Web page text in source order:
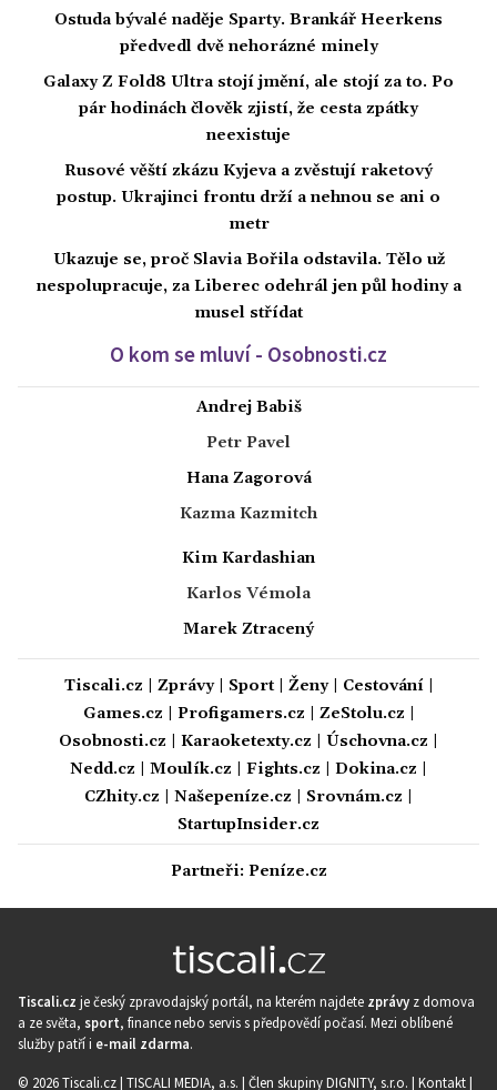
Ostuda bývalé naděje Sparty. Brankář Heerkens
předvedl dvě nehorázné minely
Galaxy Z Fold8 Ultra stojí jmění, ale stojí za to. Po
pár hodinách člověk zjistí, že cesta zpátky
neexistuje
Rusové věští zkázu Kyjeva a zvěstují raketový
postup. Ukrajinci frontu drží a nehnou se ani o
metr
Ukazuje se, proč Slavia Bořila odstavila. Tělo už
nespolupracuje, za Liberec odehrál jen půl hodiny a
musel střídat
O kom se mluví - Osobnosti.cz
Andrej Babiš
Petr Pavel
Hana Zagorová
Kazma Kazmitch
Kim Kardashian
Karlos Vémola
Marek Ztracený
Tiscali.cz Zprávy| Sport| Ženy| Cestování|
Games.cz
Profigamers.cz ZeStolu.cz
Osobnosti.cz
Karaoketexty.cz Úschovna.cz
Nedd.cz
Moulík.cz Fights.cz Dokina.cz
CZhity.cz
Našepeníze.cz Srovnám.cz
StartupInsider.cz
Partneři: Peníze.cz
Tiscali.cz je český zpravodajský portál, na kterém najdete zprávy z domova
a ze světa, sport, finance nebo servis s předpovědí počasí. Mezi oblíbené
služby patří i e-mail zdarma.
© 2026 Tiscali.cz | TISCALI MEDIA, a.s. | Člen skupiny DIGNITY, s.r.o. | Kontakt|